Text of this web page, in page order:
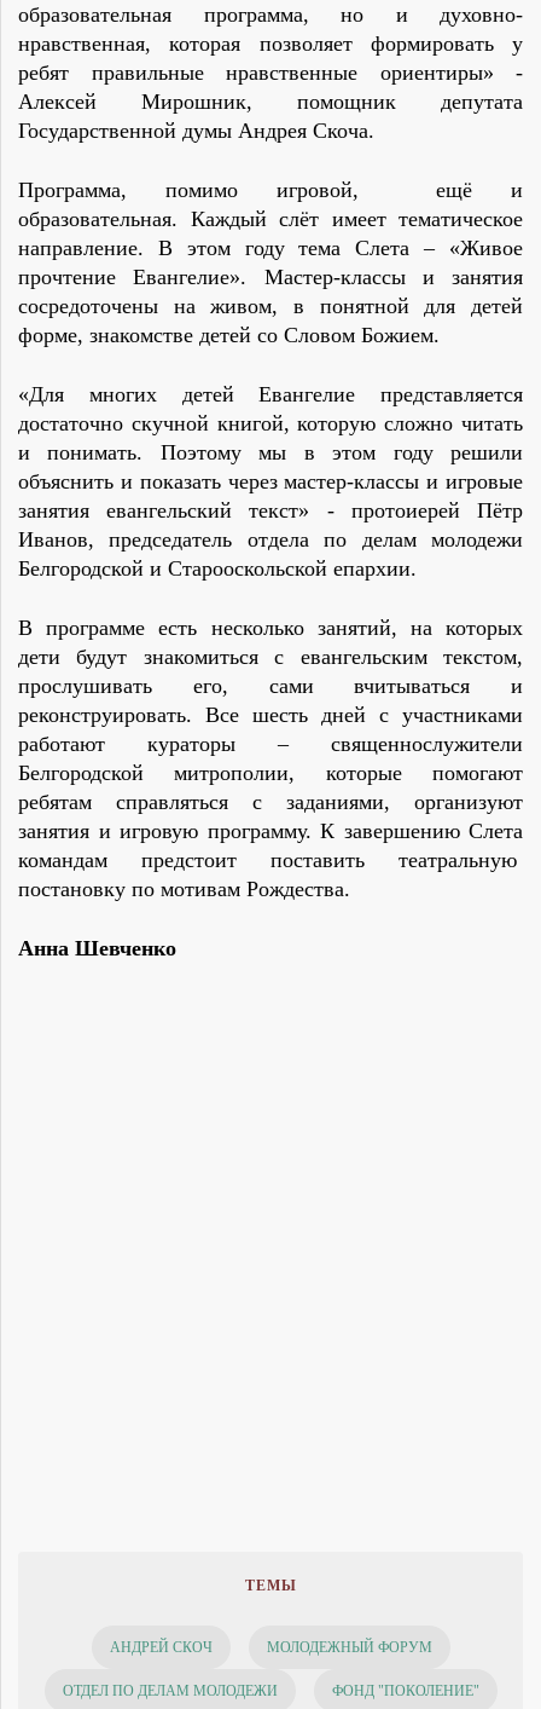
образовательная программа, но и духовно-
нравственная, которая позволяет формировать у
ребят правильные нравственные ориентиры» -
Алексей Мирошник, помощник депутата
Государственной думы Андрея Скоча.
Программа, помимо игровой, ещё и
образовательная. Каждый слёт имеет тематическое
направление. В этом году тема Слета – «Живое
прочтение Евангелие». Мастер-классы и занятия
сосредоточены на живом, в понятной для детей
форме, знакомстве детей со Словом Божием.
«Для многих детей Евангелие представляется
достаточно скучной книгой, которую сложно читать
и понимать. Поэтому мы в этом году решили
объяснить и показать через мастер-классы и игровые
занятия евангельский текст» - протоиерей Пётр
Иванов, председатель отдела по делам молодежи
Белгородской и Старооскольской епархии.
В программе есть несколько занятий, на которых
дети будут знакомиться с евангельским текстом,
прослушивать его, сами вчитываться и
реконструировать. Все шесть дней с участниками
работают кураторы – священнослужители
Белгородской митрополии, которые помогают
ребятам справляться с заданиями, организуют
занятия и игровую программу. К завершению Слета
командам предстоит поставить театральную
постановку по мотивам Рождества.
Анна Шевченко
ТЕМЫ
АНДРЕЙ СКОЧ МОЛОДЕЖНЫЙ ФОРУМ
ОТДЕЛ ПО ДЕЛАМ МОЛОДЕЖИ ФОНД "ПОКОЛЕНИЕ"